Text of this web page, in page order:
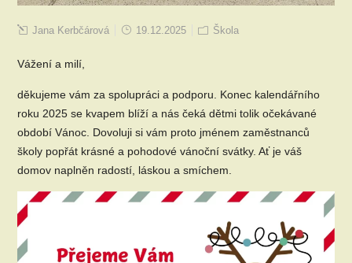
Jana Kerbčárová 19.12.2025 Škola
Vážení a milí,
děkujeme vám za spolupráci a podporu. Konec kalendářního
roku 2025 se kvapem blíží a nás čeká dětmi tolik očekávané
období Vánoc. Dovoluji si vám proto jménem zaměstnanců
školy popřát krásné a pohodové vánoční svátky. Ať je váš
domov naplněn radostí, láskou a smíchem.